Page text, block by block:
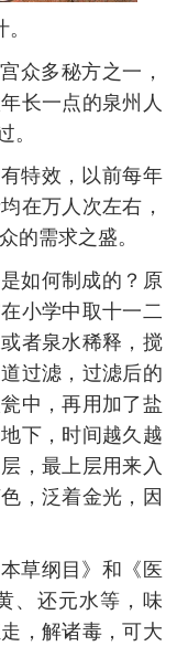
众多秘方之一，
长一点的泉州人
。
特效，以前每年
在万人次左右，
的需求之盛。
如何制成的？原
小学中取十一二
者泉水稀释，搅
过滤，过滤后的
中，再用加了盐
下，时间越久越
，最上层用来入
，泛着金光，因
草纲目》和《医
、还元水等，味
，解诸毒，可大